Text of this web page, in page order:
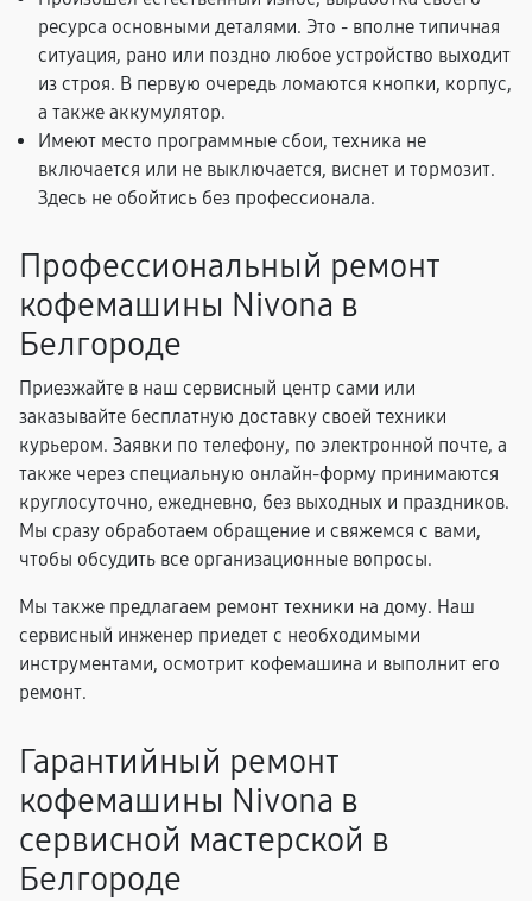
ресурса основными деталями. Это - вполне типичная
ситуация, рано или поздно любое устройство выходит
из строя. В первую очередь ломаются кнопки, корпус,
а также аккумулятор.
Имеют место программные сбои, техника не
включается или не выключается, виснет и тормозит.
Здесь не обойтись без профессионала.
Профессиональный ремонт
кофемашины Nivona в
Белгороде
Приезжайте в наш сервисный центр сами или
заказывайте бесплатную доставку своей техники
курьером. Заявки по телефону, по электронной почте, а
также через специальную онлайн-форму принимаются
круглосуточно, ежедневно, без выходных и праздников.
Мы сразу обработаем обращение и свяжемся с вами,
чтобы обсудить все организационные вопросы.
Мы также предлагаем ремонт техники на дому. Наш
сервисный инженер приедет с необходимыми
инструментами, осмотрит кофемашина и выполнит его
ремонт.
Гарантийный ремонт
кофемашины Nivona в
сервисной мастерской в
Белгороде